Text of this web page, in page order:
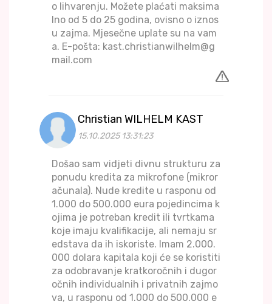
o lihvarenju. Možete plaćati maksima
lno od 5 do 25 godina, ovisno o iznos
u zajma. Mjesečne uplate su na vam
a. E-pošta: kast.christianwilhelm@g
mail.com
Christian WILHELM KAST
15.10.2025 13:31:23
Došao sam vidjeti divnu strukturu za
ponudu kredita za mikrofone (mikror
ačunala). Nude kredite u rasponu od
1.000 do 500.000 eura pojedincima k
ojima je potreban kredit ili tvrtkama
koje imaju kvalifikacije, ali nemaju sr
edstava da ih iskoriste. Imam 2.000.
000 dolara kapitala koji će se koristiti
za odobravanje kratkoročnih i dugor
očnih individualnih i privatnih zajmo
va, u rasponu od 1.000 do 500.000 e